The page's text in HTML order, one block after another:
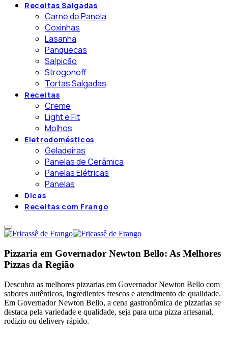
Receitas Salgadas
Carne de Panela
Coxinhas
Lasanha
Panquecas
Salpicão
Strogonoff
Tortas Salgadas
Receitas
Creme
Light e Fit
Molhos
Eletrodomésticos
Geladeiras
Panelas de Cerâmica
Panelas Elétricas
Panelas
Dicas
Receitas com Frango
Pizzaria em Governador Newton Bello: As Melhores
Pizzas da Região
Descubra as melhores pizzarias em Governador Newton Bello com
sabores autênticos, ingredientes frescos e atendimento de qualidade.
Em Governador Newton Bello, a cena gastronômica de pizzarias se
destaca pela variedade e qualidade, seja para uma pizza artesanal,
rodízio ou delivery rápido.